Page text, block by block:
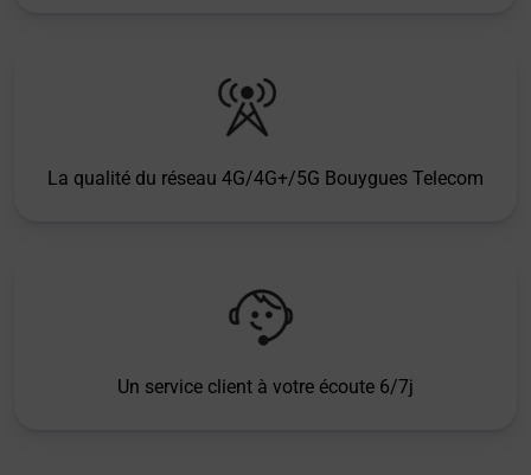
La qualité du réseau 4G/4G+/5G Bouygues Telecom
Un service client à votre écoute 6/7j